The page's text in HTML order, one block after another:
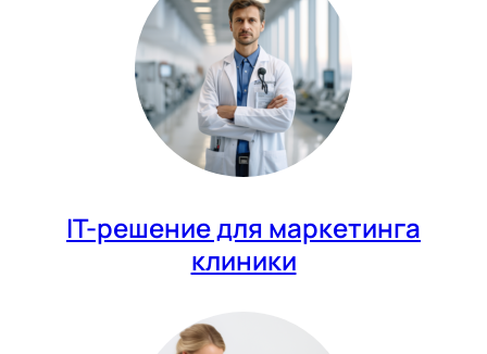
IT-решение для маркетинга
клиники